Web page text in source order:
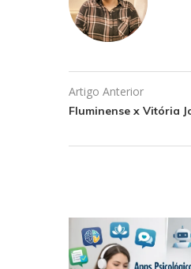
Artigo Anterior
Fluminense x Vitória